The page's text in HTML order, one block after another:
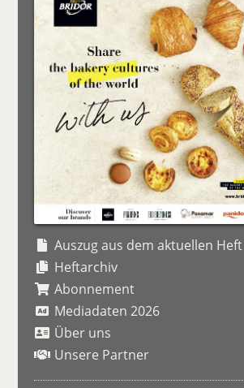
Auszug aus dem aktuellen Heft
Heftarchiv
Abonnement
Mediadaten 2026
Über uns
Unsere Partner